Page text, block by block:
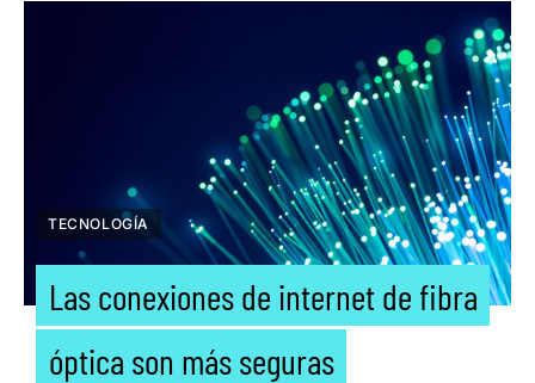
TECNOLOGÍA
Las conexiones de internet de fibra
óptica son más seguras